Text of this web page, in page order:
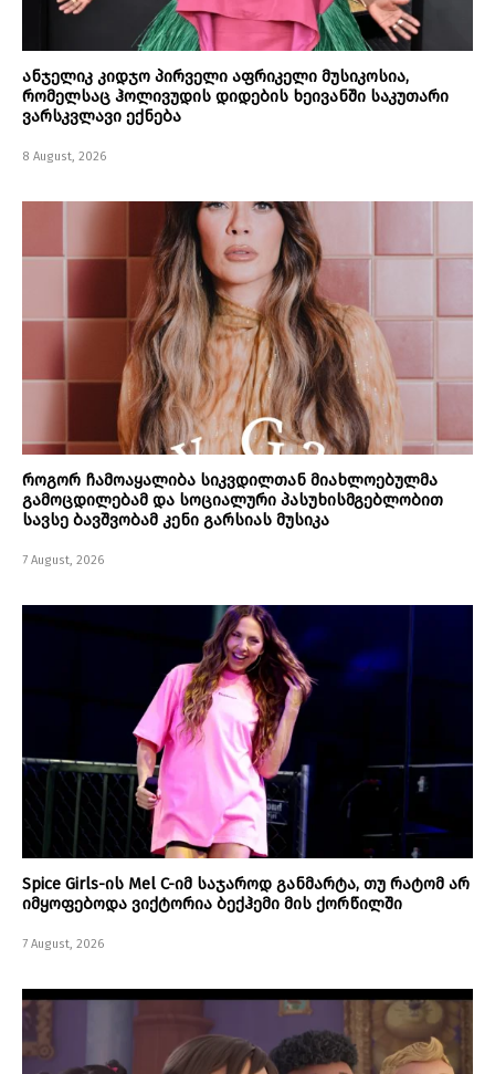
ანჯელიკ კიდჯო პირველი აფრიკელი მუსიკოსია,
რომელსაც ჰოლივუდის დიდების ხეივანში საკუთარი
ვარსკვლავი ექნება
8 August, 2026
როგორ ჩამოაყალიბა სიკვდილთან მიახლოებულმა
გამოცდილებამ და სოციალური პასუხისმგებლობით
სავსე ბავშვობამ კენი გარსიას მუსიკა
7 August, 2026
Spice Girls-ის Mel C-იმ საჯაროდ განმარტა, თუ რატომ არ
იმყოფებოდა ვიქტორია ბექჰემი მის ქორწილში
7 August, 2026